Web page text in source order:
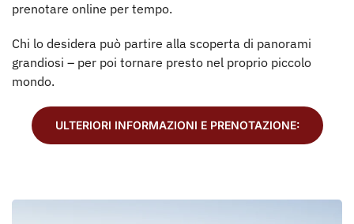
prenotare online per tempo.
Chi lo desidera può partire alla scoperta di panorami
grandiosi – per poi tornare presto nel proprio piccolo
mondo.
ULTERIORI INFORMAZIONI E PRENOTAZIONE: